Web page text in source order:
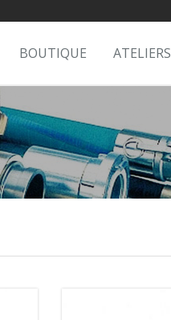
BOUTIQUE ATELIERS